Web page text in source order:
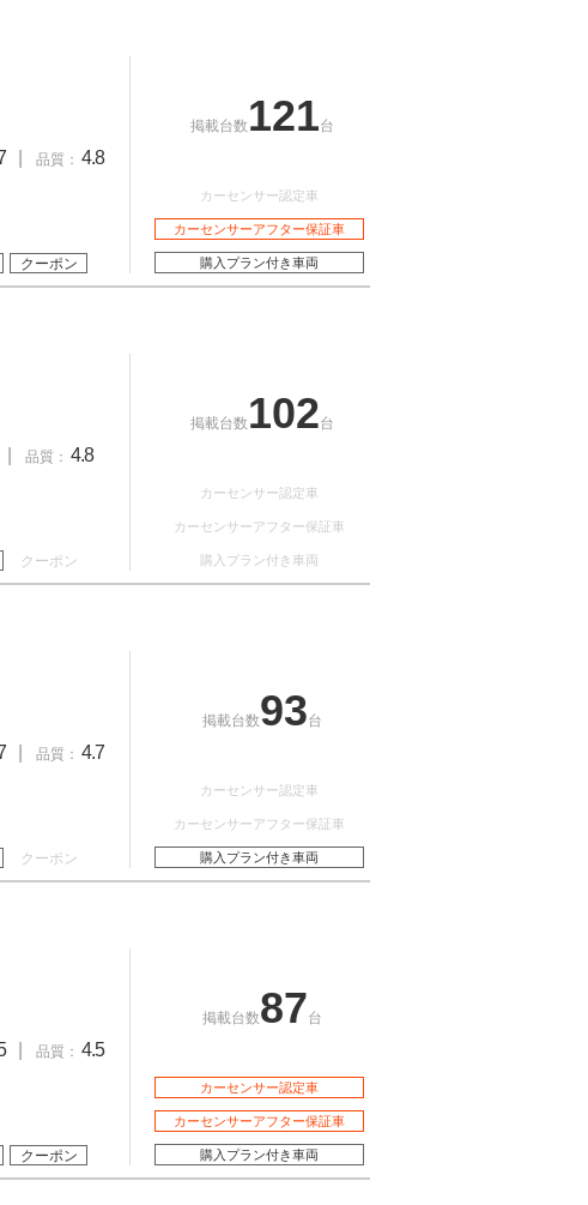
品質： 4.8
クーポン
掲載台数 121台
カーセンサー認定車
カーセンサーアフター保証車
購入プラン付き車両
品質： 4.8
クーポン
掲載台数 102台
カーセンサー認定車
カーセンサーアフター保証車
購入プラン付き車両
品質： 4.7
クーポン
掲載台数93台
カーセンサー認定車
カーセンサーアフター保証車
購入プラン付き車両
品質： 4.5
クーポン
掲載台数87台
カーセンサー認定車
カーセンサーアフター保証車
購入プラン付き車両